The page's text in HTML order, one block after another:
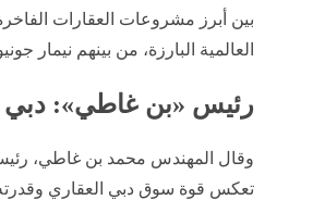
بين أبرز مشروعات العقارات
العالمية البارزة، من بينهم نيمار
رئيس «بن غاطي»: دبي
وقال المهندس محمد بن غاطي،
تعكس قوة سوق دبي العقاري وقدرته